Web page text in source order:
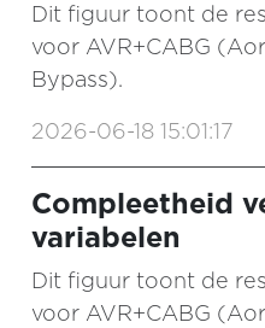
Dit figuur toont de
voor AVR+CABG
Bypass).
2026-06-18 15:01:17
Compleetheid
variabelen
Dit figuur toont de
voor AVR+CABG